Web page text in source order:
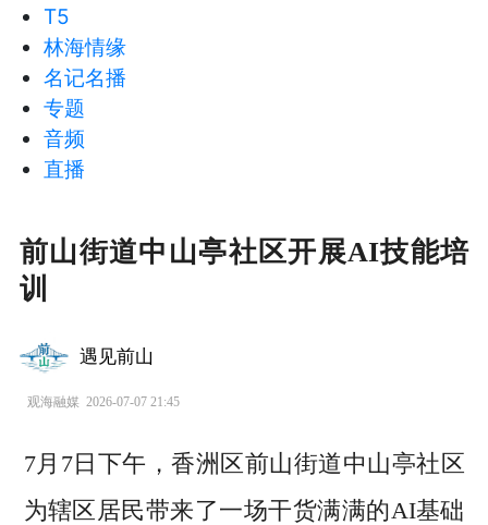
T5
林海情缘
名记名播
专题
音频
直播
前山街道中山亭社区开展AI技能培
训
遇见前山
观海融媒 2026-07-07 21:45
7月7日下午，香洲区前山街道中山亭社区
为辖区居民带来了一场干货满满的AI基础